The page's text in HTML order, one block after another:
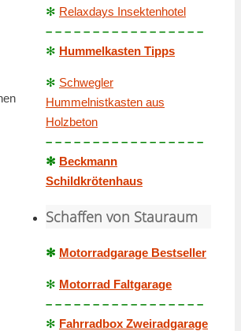
✻ Relaxdays Insektenhotel
– – – – – – – – – – – – – – – – –
✻ Hummelkasten Tipps
✻ Schwegler
Hummelnistkasten aus
Holzbeton
– – – – – – – – – – – – – – – – –
✻ Beckmann
Schildkrötenhaus
Schaffen von Stauraum
✻ Motorradgarage Bestseller
✻ Motorrad Faltgarage
– – – – – – – – – – – – – – – – –
✻ Fahrradbox Zweiradgarage